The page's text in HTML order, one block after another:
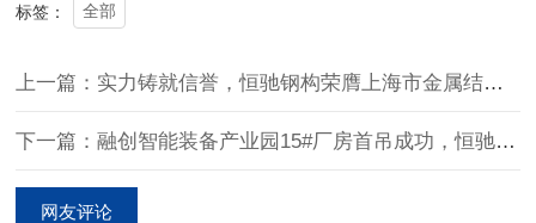
标签： 全部
上一篇：实力铸就信誉，恒驰钢构荣膺上海市金属结构行业“诚信企业”称号
下一篇：融创智能装备产业园15#厂房首吊成功，恒驰钢构助力芜湖智造新高地
网友评论